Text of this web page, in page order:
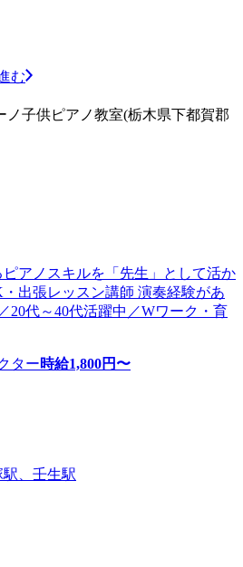
む
ノ子供ピアノ教室(栃木県下都賀郡
ピアノスキルを「先生」として活か
出張レッスン講師 演奏経験があ
20代～40代活躍中／Wワーク・育
ター時給1,800円〜
、壬生駅